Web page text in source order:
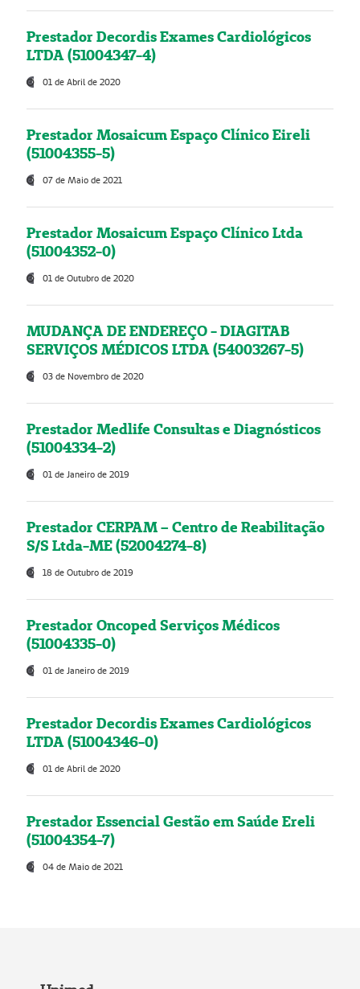
Prestador Decordis Exames Cardiológicos
LTDA (51004347-4)
01 de Abril de 2020
Prestador Mosaicum Espaço Clínico Eireli
(51004355-5)
07 de Maio de 2021
Prestador Mosaicum Espaço Clínico Ltda
(51004352-0)
01 de Outubro de 2020
MUDANÇA DE ENDEREÇO - DIAGITAB
SERVIÇOS MÉDICOS LTDA (54003267-5)
03 de Novembro de 2020
Prestador Medlife Consultas e Diagnósticos
(51004334-2)
01 de Janeiro de 2019
Prestador CERPAM – Centro de Reabilitação
S/S Ltda-ME (52004274-8)
18 de Outubro de 2019
Prestador Oncoped Serviços Médicos
(51004335-0)
01 de Janeiro de 2019
Prestador Decordis Exames Cardiológicos
LTDA (51004346-0)
01 de Abril de 2020
Prestador Essencial Gestão em Saúde Ereli
(51004354-7)
04 de Maio de 2021